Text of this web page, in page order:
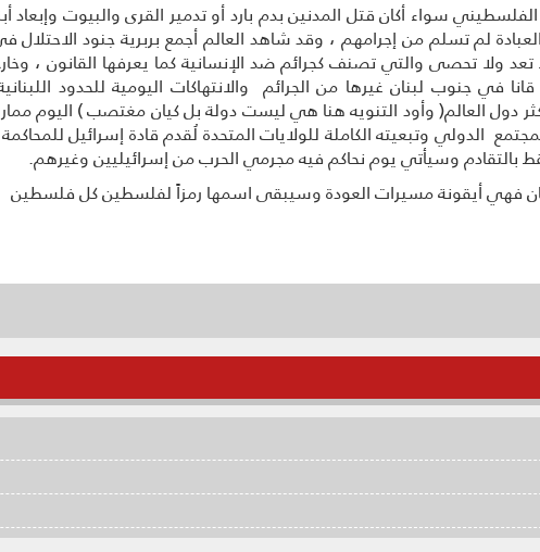
سواء أكان قتل المدنين بدم بارد أو تدمير القرى والبيوت وإبعاد
لم تسلم من إجرامهم ، وقد شاهد العالم أجمع بربرية جنود الاحتلال
ولا تحصى والتي تصنف كجرائم ضد الإنسانية كما يعرفها القانون ،
في جنوب لبنان غيرها من الجرائم والانتهاكات اليومية للحدود
دول العالم( وأود التنويه هنا هي ليست دولة بل كيان مغتصب ) اليوم
الدولي وتبعيته الكاملة للولايات المتحدة لُقدم قادة إسرائيل
بالتقادم وسيأتي يوم نحاكم فيه مجرمي الحرب من إسرائيليين وغيرهم.
فهي أيقونة مسيرات العودة وسيبقى اسمها رمزاً لفلسطين كل فلسطين